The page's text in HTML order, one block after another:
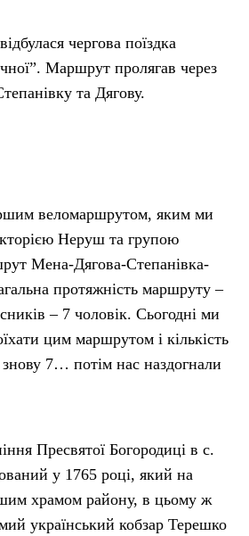
чергова поїздка
Маршрут пролягав через
та Дягову.
веломаршрутом, яким ми
Неруш та групою
Мена-Дягова-Степанівка-
протяжність маршруту –
– 7 чоловік. Сьогодні ми
цим маршрутом і кількість
знову 7… потім нас наздогнали
Пресвятої Богородиці в с.
у 1765 році, який на
храмом району, в цьому ж
український кобзар Терешко